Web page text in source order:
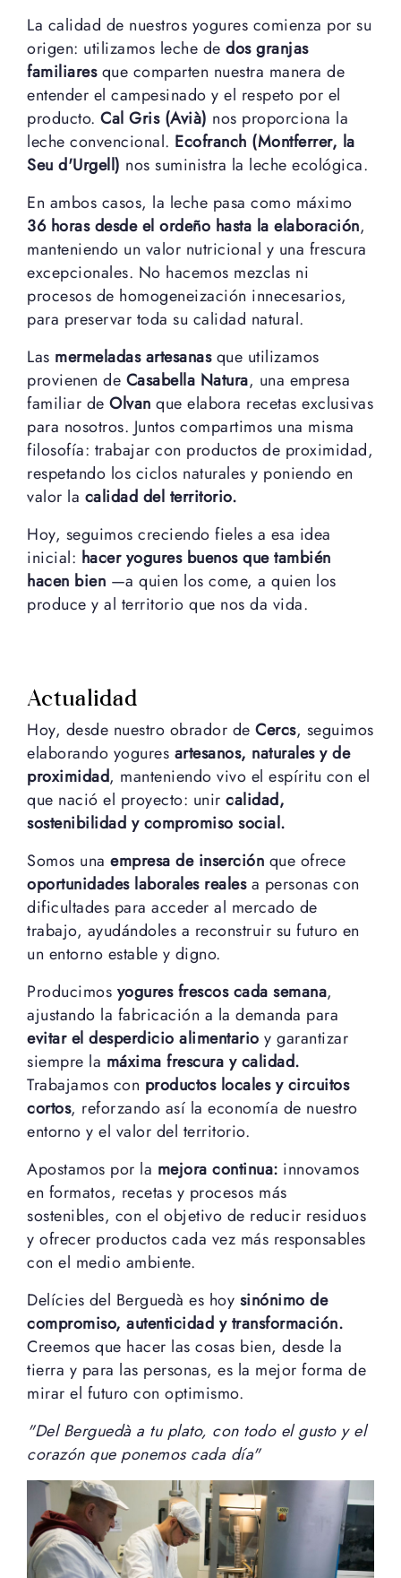
La calidad de nuestros yogures comienza por su
origen: utilizamos leche de dos granjas
familiaresque comparten nuestra manera de
entender el campesinado y el respeto por el
producto. Cal Gris (Avià) nos proporciona la
leche convencional. Ecofranch (Montferrer, la
Seu d'Urgell) nos suministra la leche ecológica.
En ambos casos, la leche pasa como máximo
36 horas desde el ordeño hasta la elaboración,
manteniendo un valor nutricional y una frescura
excepcionales. No hacemos mezclas ni
procesos de homogeneización innecesarios,
para preservar toda su calidad natural.
Las mermeladas artesanasque utilizamos
provienen de Casabella Natura, una empresa
familiar de Olvan que elabora recetas exclusivas
para nosotros. Juntos compartimos una misma
filosofía: trabajar con productos de proximidad,
respetando los ciclos naturales y poniendo en
valor la calidad del territorio.
Hoy, seguimos creciendo fieles a esa idea
inicial: hacer yogures buenos que también
hacen bien —a quien los come, a quien los
produce y al territorio que nos da vida.
Actualidad
Hoy, desde nuestro obrador de Cercs, seguimos
elaborando yogures artesanos, naturales y de
proximidad, manteniendo vivo el espíritu con el
que nació el proyecto: unir calidad,
sostenibilidad y compromiso social.
Somos una empresa de inserción que ofrece
oportunidades laborales realesa personas con
dificultades para acceder al mercado de
trabajo, ayudándoles a reconstruir su futuro en
un entorno estable y digno.
Producimos yogures frescos cada semana,
ajustando la fabricación a la demanda para
evitar el desperdicio alimentario y garantizar
siempre la máxima frescura y calidad.
Trabajamos con productos locales y circuitos
cortos, reforzando así la economía de nuestro
entorno y el valor del territorio.
Apostamos por la mejora continua: innovamos
en formatos, recetas y procesos más
sostenibles, con el objetivo de reducir residuos
y ofrecer productos cada vez más responsables
con el medio ambiente.
Delícies del Berguedà es hoy sinónimo de
compromiso, autenticidad y transformación.
Creemos que hacer las cosas bien, desde la
tierra y para las personas, es la mejor forma de
mirar el futuro con optimismo.
"Del Berguedà a tu plato, con todo el gusto y el
corazón que ponemos cada día"